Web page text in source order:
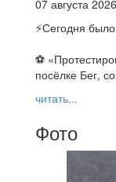
07 августа 2026
⚡️Сегодня
⚽
посёлке Бег,
читать...
Фото